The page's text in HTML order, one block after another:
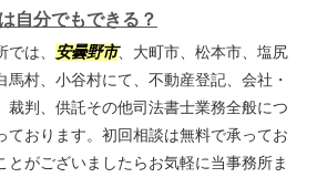
自分でもできる？
は、 安曇野市、大町市、松本市、塩尻
馬村、小谷村にて、不動産登記、会社・
裁判、供託その他司法書士業務全般につ
ております。初回相談は無料で承ってお
とがございましたらお気軽に当事務所ま